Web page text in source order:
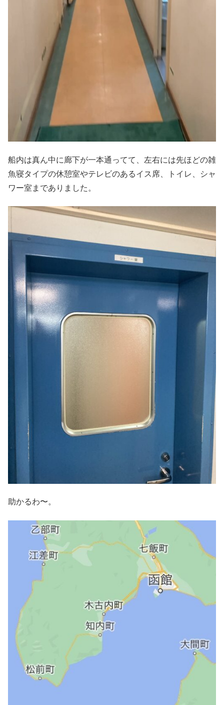
船内は真ん中に廊下が一本通ってて、左右には先ほどの雑
魚寝タイプの休憩室やテレビのあるイス席、トイレ、シャ
ワー室までありました。
助かるわ〜。